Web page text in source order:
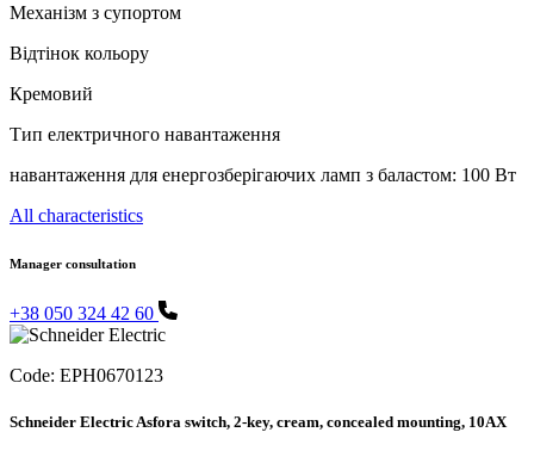
Механізм з супортом
Відтінок кольору
Кремовий
Тип електричного навантаження
навантаження для енергозберігаючих ламп з баластом: 100 Вт
All characteristics
Manager consultation
+38 050 324 42 60
Code: EPH0670123
Schneider Electric Asfora switch, 2-key, cream, concealed mounting, 10AX